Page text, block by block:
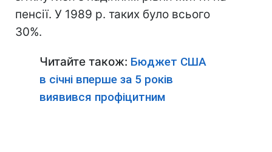
пенсії. У 1989 р. таких було всього
30%.
Читайте також: Бюджет США
в січні вперше за 5 років
виявився профіцитним